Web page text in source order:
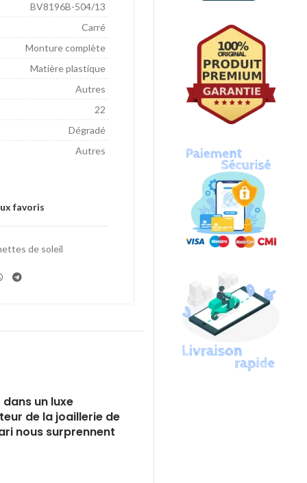
BV8196B-504/13
Carré
Monture complète
Matière plastique
Autres
22
Dégradé
Autres
favoris
de soleil
un luxe
de la joaillerie de
nous surprennent